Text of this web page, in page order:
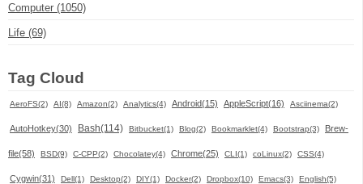
Computer (1050)
Life (69)
Tag Cloud
AeroFS(2) AI(8) Amazon(2) Analytics(4) Android(15) AppleScript(16) Asciinema(2)
AutoHotkey(30) Bash(114) Bitbucket(1) Blog(2) Bookmarklet(4) Bootstrap(3) Brew-
file(58) BSD(9) C-CPP(2) Chocolatey(4) Chrome(25) CLI(1) coLinux(2) CSS(4)
Cygwin(31) Dell(1) Desktop(2) DIY(1) Docker(2) Dropbox(10) Emacs(3) English(5)